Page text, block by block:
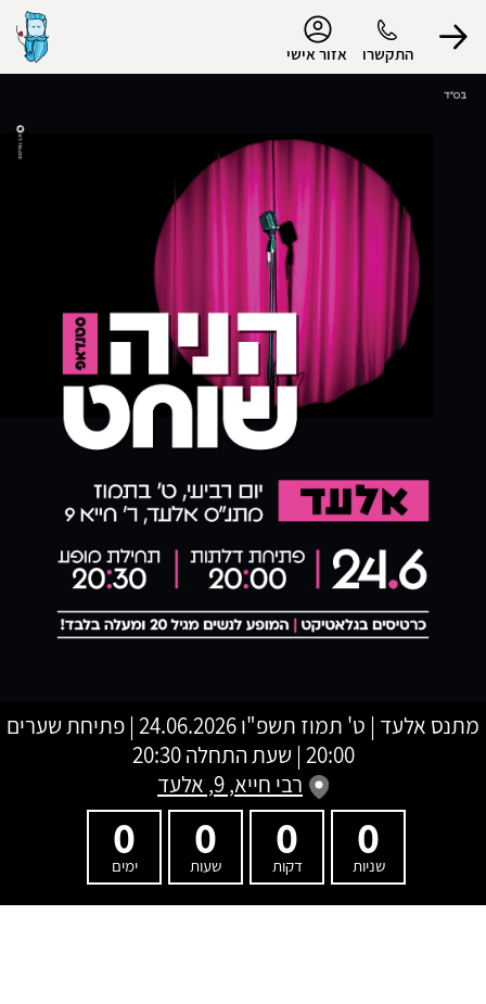
התקשרו אזור אישי
הפרופיל שלי
התנתק
מתנס אלעד | ט' תמוז תשפ"ו
24.06.2026 | פתיחת שערים
20:00 | שעת התחלה 20:30
רבי חייא, 9, אלעד
0
שניות
0
דקות
0
שעות
0
ימים